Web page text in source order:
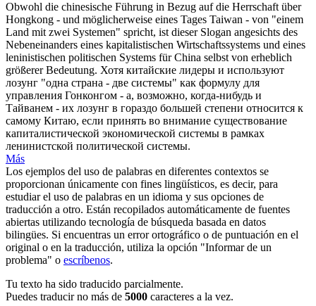
Obwohl die chinesische Führung in Bezug auf die Herrschaft über
Hongkong - und möglicherweise eines Tages Taiwan - von "einem
Land mit zwei Systemen" spricht, ist dieser Slogan angesichts des
Nebeneinanders eines kapitalistischen Wirtschaftssystems und eines
leninistischen politischen Systems für China selbst von erheblich
größerer Bedeutung. Хотя китайские лидеры и используют
лозунг "одна страна - две системы" как формулу для
управления Гонконгом - а, возможно, когда-нибудь и
Тайванем - их лозунг в гораздо большей степени относится к
самому Китаю, если принять во внимание существование
капиталистической экономической системы в рамках
ленинистской политической системы.
Más
Los ejemplos del uso de palabras en diferentes contextos se
proporcionan únicamente con fines lingüísticos, es decir, para
estudiar el uso de palabras en un idioma y sus opciones de
traducción a otro. Están recopilados automáticamente de fuentes
abiertas utilizando tecnología de búsqueda basada en datos
bilingües. Si encuentras un error ortográfico o de puntuación en el
original o en la traducción, utiliza la opción "Informar de un
problema" o escríbenos.
Tu texto ha sido traducido parcialmente.
Puedes traducir no más de 5000 caracteres a la vez.